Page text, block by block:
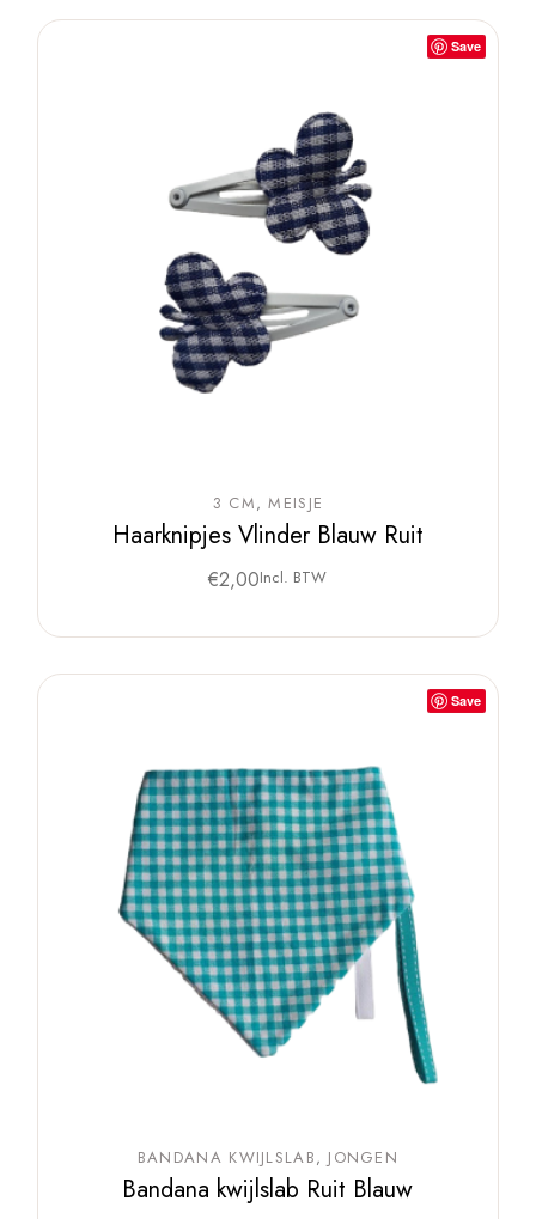
Save
3 CM MEISJE
Haarknipjes Vlinder Blauw Ruit
€2,00Incl. BTW
Save
BANDANA KWIJLSLAB JONGEN
Bandana kwijlslab Ruit Blauw